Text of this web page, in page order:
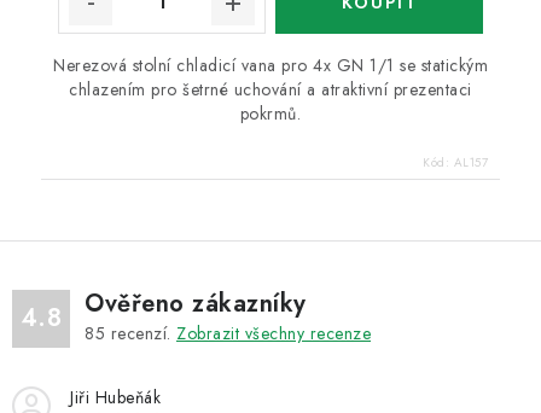
Nerezová stolní chladicí vana pro 4x GN 1/1 se statickým
chlazením pro šetrné uchování a atraktivní prezentaci
pokrmů.
Kód: AL157
4.8 Ověřeno zákazníky
85 recenzí. Zobrazit všechny recenze
Jiři Hubeňák